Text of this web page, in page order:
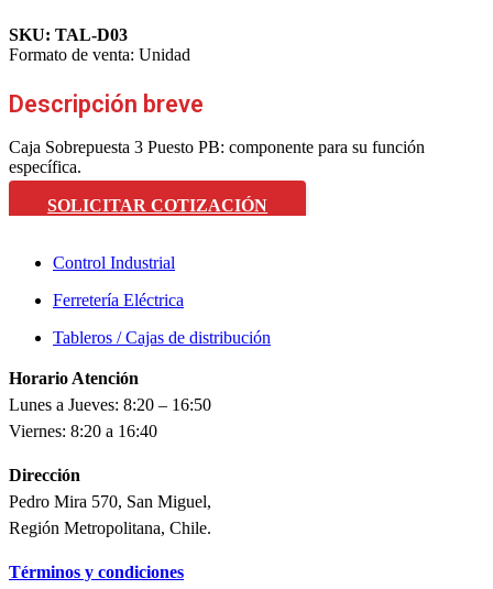
SKU: TAL-D03
Formato de venta: Unidad
Descripción breve
Caja Sobrepuesta 3 Puesto PB: componente para su función
específica.
SOLICITAR COTIZACIÓN
Control Industrial
Ferretería Eléctrica
Tableros / Cajas de distribución
Horario Atención
Lunes a Jueves: 8:20 – 16:50
Viernes: 8:20 a 16:40
Dirección
Pedro Mira 570, San Miguel,
Región Metropolitana, Chile.
Términos y condiciones